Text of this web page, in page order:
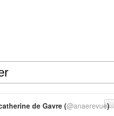
de Gavre (@anaerevue)